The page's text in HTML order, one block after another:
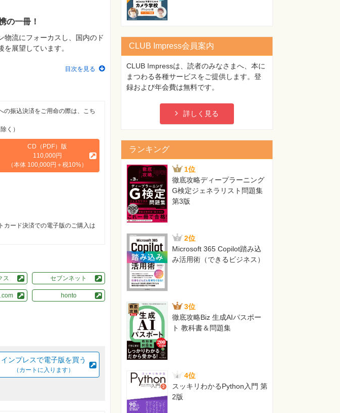
の一冊！
物流にフォーカスし、国内のド
展望しています。
目次を見る
の振込決済をご用命の際は、こち
く）
CD（PDF）版
110,000円
（本体 100,000円＋税10%）
ード決済での電子版のご購入は
ス セブンネット
honto
インプレスで電子版を買う
（カートに入ります）
CLUB Impress会員案内
CLUB Impressは、読者のみなさまへ、本に
まつわる各種サービスをご提供します。登
録および年会費は無料です。
詳しく見る
ランキング
1位
徹底攻略ディープラーニング
G検定ジェネラリスト問題集
第3版
2位
Microsoft 365 Copilot踏み込
み活用術（できるビジネス）
3位
徹底攻略Biz 生成AIパスポー
ト 教科書＆問題集
4位
スッキリわかるPython入門 第
2版